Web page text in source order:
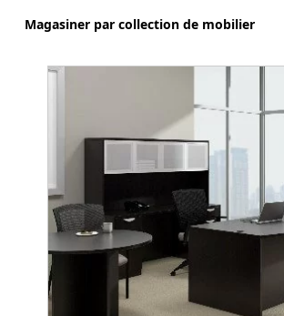
Magasiner par collection de mobilier